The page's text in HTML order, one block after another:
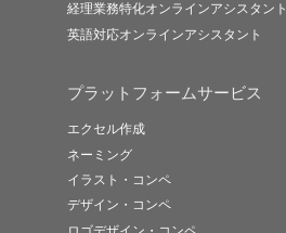
経理業務特化オンラインアシスタント
英語対応オンラインアシスタント
プラットフォームサービス
エクセル作成
ネーミング
イラスト・コンペ
デザイン・コンペ